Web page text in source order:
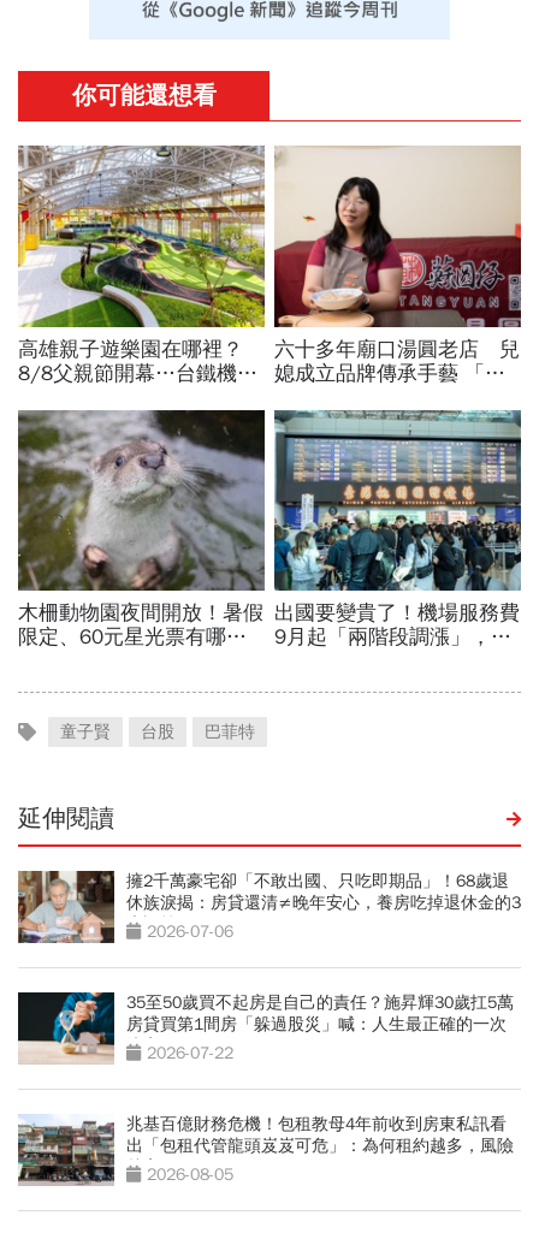
童子賢 台股 巴菲特
延伸閱讀
擁2千萬豪宅卻「不敢出國、只吃即期品」！68歲退
休族淚揭：房貸還清≠晚年安心，養房吃掉退休金的3
大誤算
2026-07-06
35至50歲買不起房是自己的責任？施昇輝30歲扛5萬
房貸買第1間房「躲過股災」喊：人生最正確的一次
決定2026-07-22
兆基百億財務危機！包租教母4年前收到房東私訊看
出「包租代管龍頭岌岌可危」：為何租約越多，風險
越高？
2026-08-05